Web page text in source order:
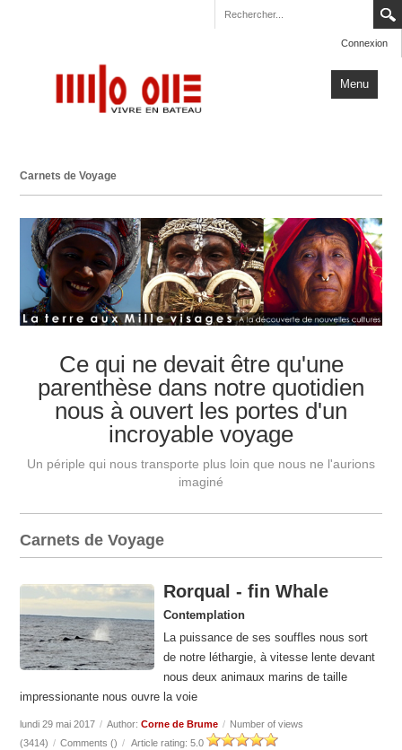
Connexion
Menu
Carnets de Voyage
Actualités
Plus
Carnets de Voyage
Ce qui ne devait être qu'une
parenthèse dans notre quotidien
nous à ouvert les portes d'un
incroyable voyage
Un périple qui nous transporte plus loin que nous ne l'aurions
imaginé
Carnets de Voyage
Rorqual - fin Whale
Contemplation
La puissance de ses souffles nous sort
de notre léthargie, à vitesse lente devant
nous deux animaux marins de taille
impressionante nous ouvre la voie
lundi 29 mai 2017 / Author:Corne de Brume / Number of views
(3414) / Comments () / Article rating: 5.0